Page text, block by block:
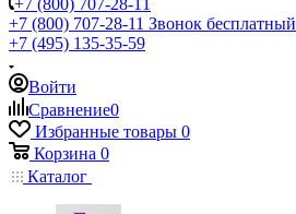
+7 (800) 707-28-11
+7 (800) 707-28-11 Звонок бесплатный
+7 (495) 135-35-59
Войти
Сравнение0
Избранные товары 0
Корзина 0
Каталог